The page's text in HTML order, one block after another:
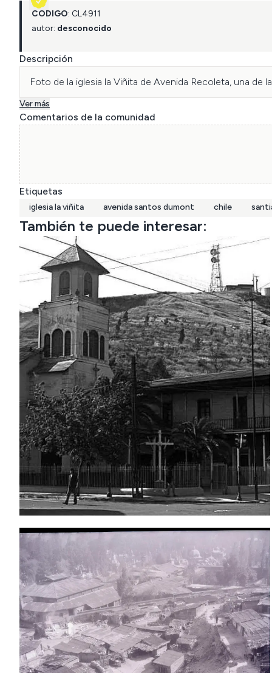
CÓDIGO: CL4911
autor: desconocido
Descripción
Foto de la iglesia la Viñita de Avenida Recoleta, una de
Ver más
Comentarios de la comunidad
Etiquetas
iglesia la viñita avenida santos dumont chile
También te puede interesar: